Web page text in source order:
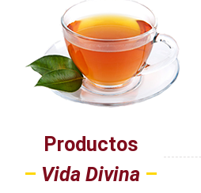
Productos
– Vida Divina –